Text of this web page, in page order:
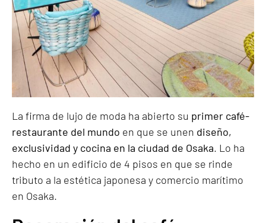
La firma de lujo de moda ha abierto su primer café-
restaurante del mundo en que se unen diseño,
exclusividad y cocina en la ciudad de Osaka. Lo ha
hecho en un edificio de 4 pisos en que se rinde
tributo a la estética japonesa y comercio marítimo
en Osaka.